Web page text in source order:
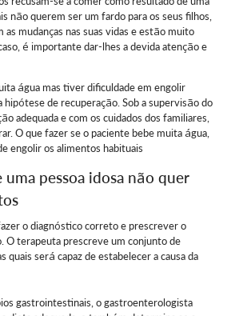
não querem ser um fardo para os seus filhos,
as mudanças nas suas vidas e estão muito
é importante dar-lhes a devida atenção e
água mas tiver dificuldade em engolir
hipótese de recuperação. Sob a supervisão do
adequada e com os cuidados dos familiares,
O que fazer se o paciente bebe muita água,
engolir os alimentos habituais
uma pessoa idosa não quer
o diagnóstico correto e prescrever o
O terapeuta prescreve um conjunto de
quais será capaz de estabelecer a causa da
gastrointestinais, o gastroenterologista